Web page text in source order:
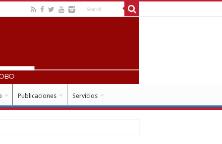
Publicaciones Servicios